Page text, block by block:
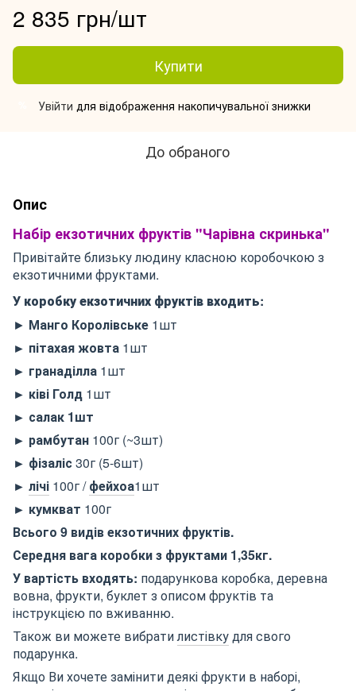
2 835 грн/шт
Купити
Увійти для відображення накопичувальної знижки
До обраного
Опис
Набір екзотичних фруктів "Чарівна скринька"
Привітайте близьку людину класною коробочкою з
екзотичними фруктами.
У коробку екзотичних фруктів входить:
► Манго Королівське 1шт
► пітахая жовта 1шт
► гранаділла 1шт
► ківі Голд 1шт
► салак 1шт
► рамбутан 100г (~3шт)
► фізаліс30г (5-6шт)
► лічі 100г /фейхоа1шт
► кумкват 100г
Всього 9 видів екзотичних фруктів.
Середня вага коробки з фруктами 1,35кг.
У вартість входять: подарункова коробка, деревна
вовна, фрукти, буклет з описом фруктів та
інструкцією по вживанню.
Також ви можете вибратилистівку для свого
подарунка.
Якщо Ви хочете замінити деякі фрукти в наборі,